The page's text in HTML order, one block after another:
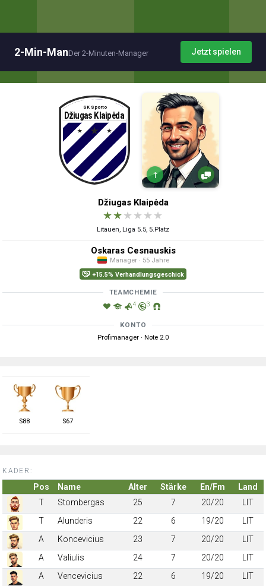
2-Min-ManDer 2-Minuten-Manager Jetzt spielen
↑
Džiugas Klaipėda
★★★ ★ ★ ★
Litauen, Liga 5.5, 5.Platz
Oskaras Cesnauskis
Manager · 55 Jahre
+15.5% Verhandlungsgeschick
TEAMCHEMIE
4 3
KONTO
Profimanager · Note 2.0
S88 S67
KADER:
Pos Name Alter Stärke En/Fm
Land
T
Stombergas 25 7 20/20
LIT
T
Alunderis 22 6 19/20
LIT
A
Koncevicius 23 7 20/20
LIT
A
Valiulis 24 7 20/20
LIT
A
Vencevicius 22 6 19/20
LIT